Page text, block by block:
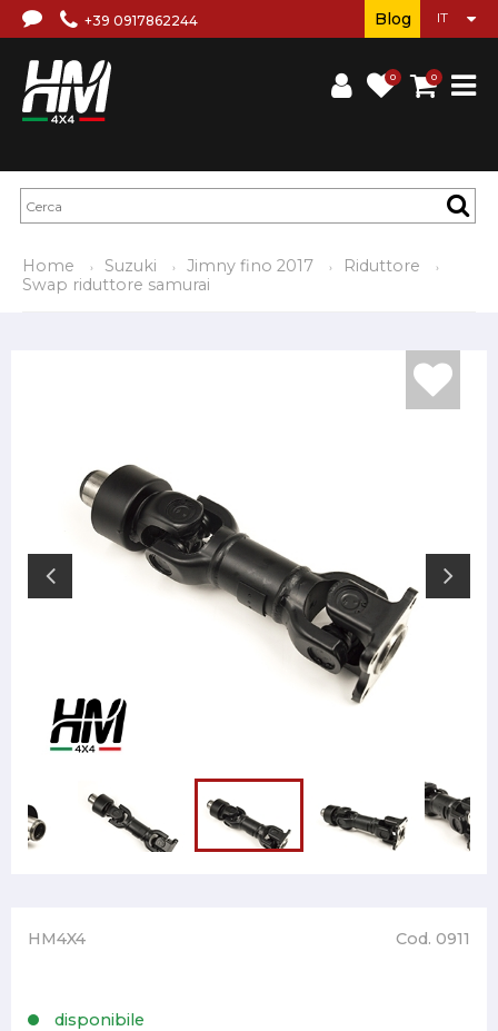
+39 0917862244
0 0
Blog
Home Suzuki Jimny fino 2017
Riduttore
Swap riduttore samurai
HM4X4 Cod. 0911
disponibile